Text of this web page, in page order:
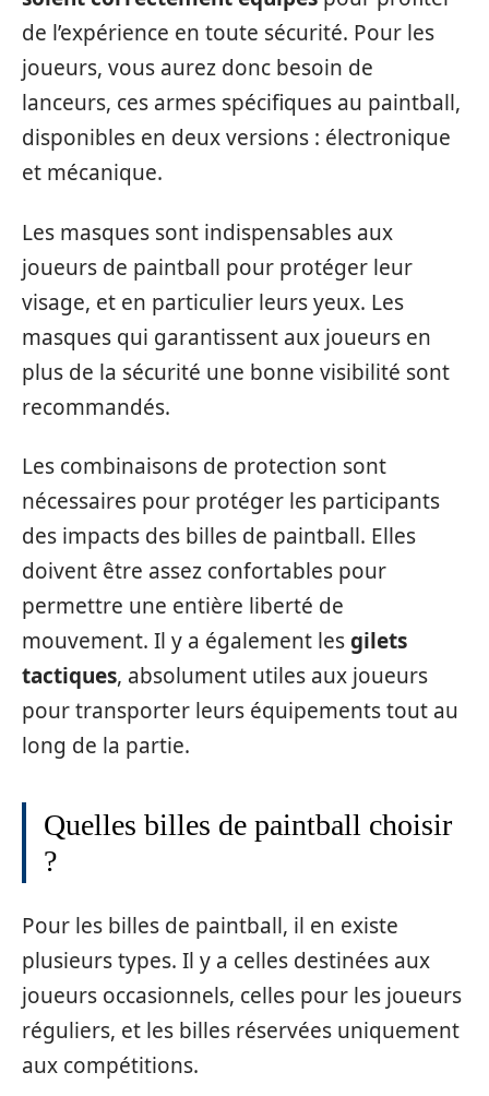
de l’expérience en toute sécurité. Pour les
joueurs, vous aurez donc besoin de
lanceurs, ces armes spécifiques au paintball,
disponibles en deux versions : électronique
et mécanique.
Les masques sont indispensables aux
joueurs de paintball pour protéger leur
visage, et en particulier leurs yeux. Les
masques qui garantissent aux joueurs en
plus de la sécurité une bonne visibilité sont
recommandés.
Les combinaisons de protection sont
nécessaires pour protéger les participants
des impacts des billes de paintball. Elles
doivent être assez confortables pour
permettre une entière liberté de
mouvement. Il y a également lesgilets
tactiques, absolument utiles aux joueurs
pour transporter leurs équipements tout au
long de la partie.
Quelles billes de paintball choisir
?
Pour les billes de paintball, il en existe
plusieurs types. Il y a celles destinées aux
joueurs occasionnels, celles pour les joueurs
réguliers, et les billes réservées uniquement
aux compétitions.